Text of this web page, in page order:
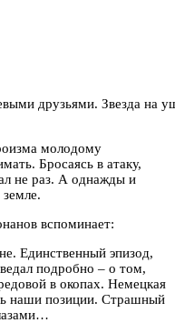
друзьями. Звезда на
молодому
Бросаясь в атаку,
не раз. А однажды и
вспоминает:
Единственный эпизод,
подробно – о том,
в окопах. Немецкая
наши позиции. Страшный